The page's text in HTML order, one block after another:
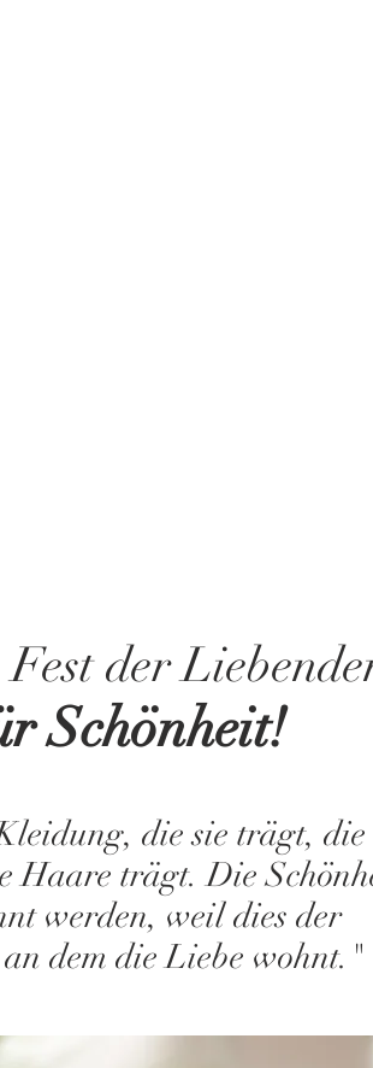
der
Schönheit!
die sie trägt, die
Haare trägt. Die
werden, weil dies der
dem die Liebe wohnt."